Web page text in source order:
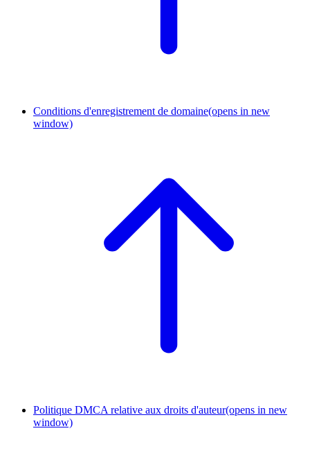
Conditions d'enregistrement de domaine(opens in new
window)
Politique DMCA relative aux droits d'auteur(opens in new
window)